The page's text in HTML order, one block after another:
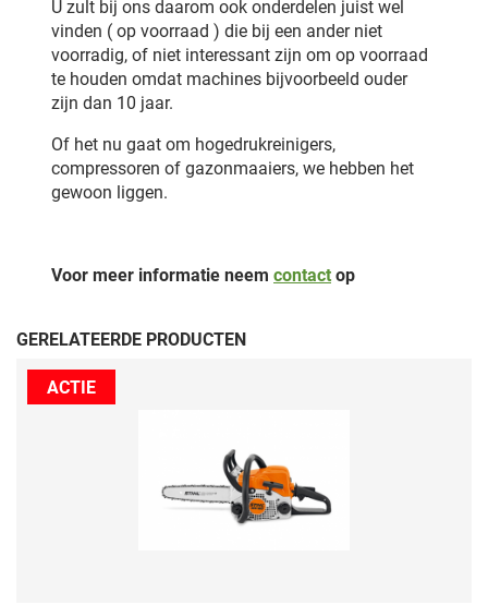
U zult bij ons daarom ook onderdelen juist wel
vinden ( op voorraad ) die bij een ander niet
voorradig, of niet interessant zijn om op voorraad
te houden omdat machines bijvoorbeeld ouder
zijn dan 10 jaar.
Of het nu gaat om hogedrukreinigers,
compressoren of gazonmaaiers, we hebben het
gewoon liggen.
Voor meer informatie neem contactop
GERELATEERDE PRODUCTEN
ACTIE